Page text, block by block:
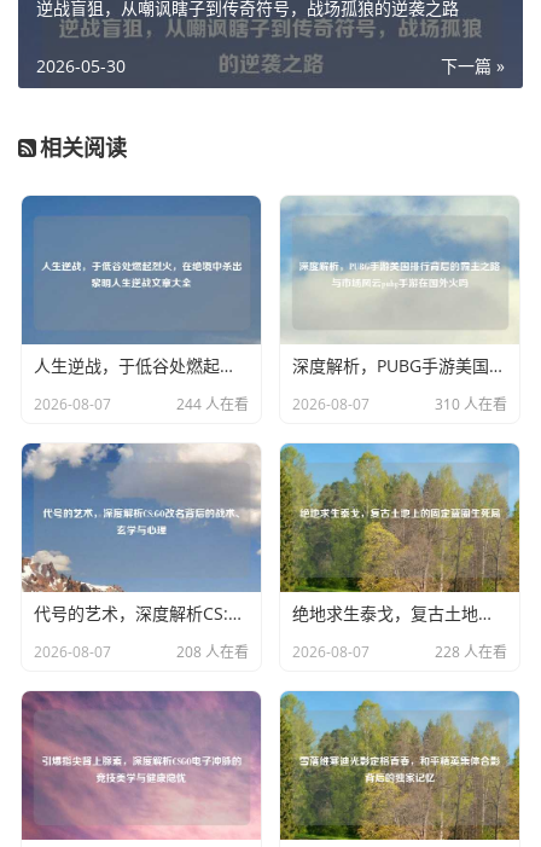
逆战盲狙，从嘲讽瞎子到传奇符号，战场孤狼的逆袭之路
下一篇 »
2026-05-30
相关阅读
人生逆战，于低谷处燃起烈火，在绝境中杀出黎明人生逆战文章大全
2026-08-07 244 人在看
深度解析，PUBG手游美国排行背后的霸主之路与市场风云pubg手游在国外火吗
2026-08-07 310 人在看
代号的艺术，深度解析CS:GO改名背后的战术、玄学与心理
2026-08-07 208 人在看
绝地求生泰戈，复古土地上的固定蓝圈生死局
2026-08-07 228 人在看